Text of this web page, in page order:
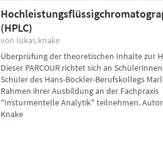
(HPLC)
von lukas.knake
Überprüfung der theoretischen Inhalte zur
Dieser PARCOUR richtet sich an
Schüler des Hans-Böckler-Berufskollegs
Rahmen ihrer Ausbildung an der Fachpraxis
"Insturmentelle Analytik" teilnehmen.
Knake